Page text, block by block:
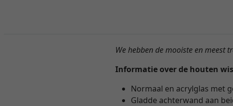
We hebben de mooiste en meest
Informatie over de houten
Normaal en acrylglas met
Gladde achterwand aan